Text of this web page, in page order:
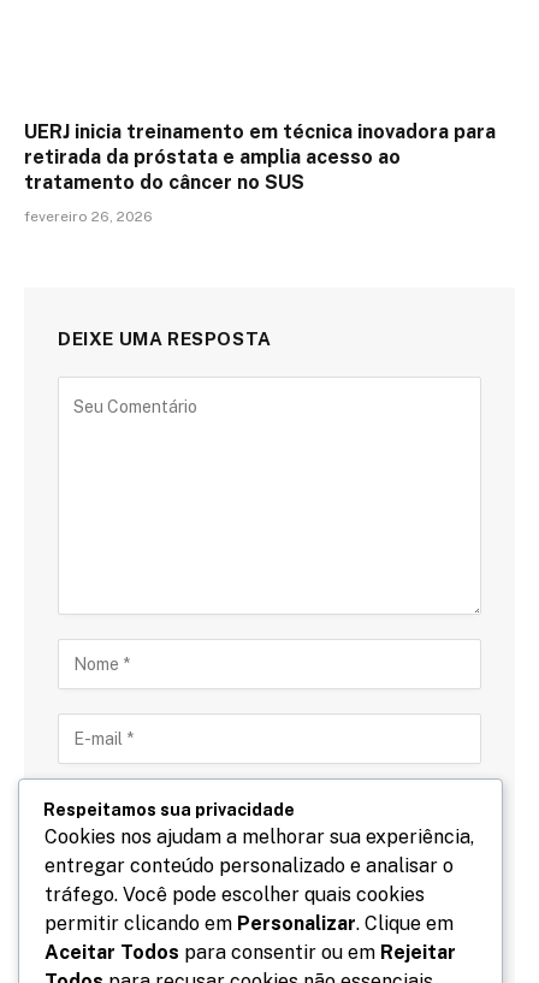
UERJ inicia treinamento em técnica inovadora para
retirada da próstata e amplia acesso ao
tratamento do câncer no SUS
fevereiro 26, 2026
DEIXE UMA RESPOSTA
Salve meu nome, email e site neste navegador para
a próxima vez que eu comentar.
Respeitamos sua privacidade
Cookies nos ajudam a melhorar sua experiência,
entregar conteúdo personalizado e analisar o
tráfego. Você pode escolher quais cookies
permitir clicando em Personalizar. Clique em
Aceitar Todos para consentir ou em Rejeitar